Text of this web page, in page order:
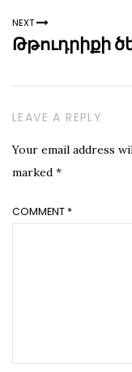
NEXT
Թթուդրիքի
LEAVE A REPLY
Your email address
marked *
COMMENT *